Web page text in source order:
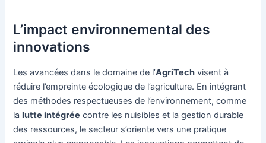
L’impact environnemental des
innovations
Les avancées dans le domaine de l’AgriTech visent à
réduire l’empreinte écologique de l’agriculture. En intégrant
des méthodes respectueuses de l’environnement, comme
la lutte intégrée contre les nuisibles et la gestion durable
des ressources, le secteur s’oriente vers une pratique